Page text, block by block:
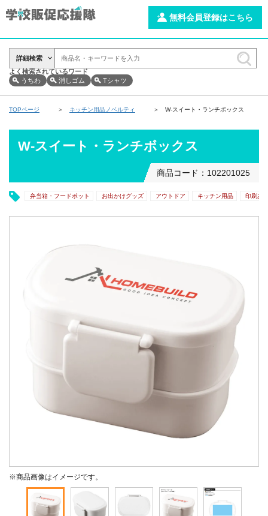
無料会員登録はこちら
詳細検索
よく検索されているワード
うちわ
消しゴム Tシャツ
TOPページ キッチン用品ノベルティ W-スイート・ランチボックス
W-スイート・ランチボックス
商品コード：102201025
弁当箱・フードポット お出かけグッズ アウトドア キッチン用品 印刷あ
※商品画像はイメージです。